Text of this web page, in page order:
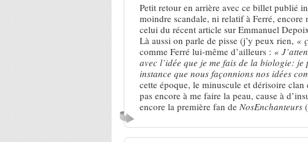
Petit retour en arrière avec ce billet publié
moindre scandale, ni relatif à Ferré,
celui du récent article sur Emmanuel
Là aussi on parle de pisse (j’y peux rien, «
comme Ferré lui-même d’ailleurs : «
avec l’idée que je me fais de la biologie:
instance que nous façonnions nos idées
cette époque, le minuscule et dérisoire
pas encore à me faire la peau, cause à
encore la première fan de NosEnchanteurs